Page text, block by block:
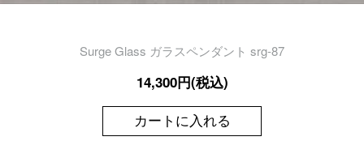
Surge Glass ガラスペンダント srg-87
14,300円(税込)
カートに入れる